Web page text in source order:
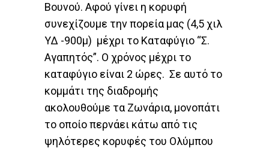
Βουνού. Αφού γίνει η κορυφή
συνεχίζουμε την πορεία μας (4,5 χιλ
ΥΔ -900μ) μέχρι το Καταφύγιο “Σ.
Αγαπητός”. Ο χρόνος μέχρι το
καταφύγιο είναι 2 ώρες. Σε αυτό το
κομμάτι της διαδρομής
ακολουθούμε τα Ζωνάρια, μονοπάτι
το οποίο περνάει κάτω από τις
ψηλότερες κορυφές του Ολύμπου